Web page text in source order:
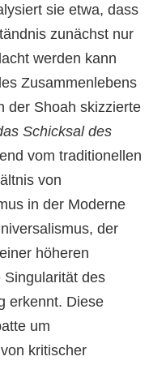
sie etwa, dass
zunächst nur
werden kann
Zusammenlebens
der Shoah skizzierte
Schicksal des
vom traditionellen
von
in der Moderne
der
höheren
Singularität des
erkennt. Diese
um
kritischer